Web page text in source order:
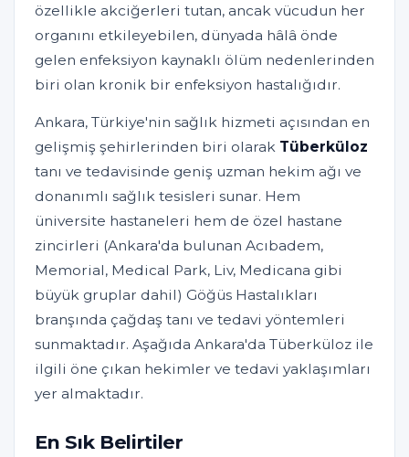
özellikle akciğerleri tutan, ancak vücudun her
organını etkileyebilen, dünyada hâlâ önde
gelen enfeksiyon kaynaklı ölüm nedenlerinden
biri olan kronik bir enfeksiyon hastalığıdır.
Ankara, Türkiye'nin sağlık hizmeti açısından en
gelişmiş şehirlerinden biri olarak Tüberküloz
tanı ve tedavisinde geniş uzman hekim ağı ve
donanımlı sağlık tesisleri sunar. Hem
üniversite hastaneleri hem de özel hastane
zincirleri (Ankara'da bulunan Acıbadem,
Memorial, Medical Park, Liv, Medicana gibi
büyük gruplar dahil) Göğüs Hastalıkları
branşında çağdaş tanı ve tedavi yöntemleri
sunmaktadır. Aşağıda Ankara'da Tüberküloz ile
ilgili öne çıkan hekimler ve tedavi yaklaşımları
yer almaktadır.
En Sık Belirtiler